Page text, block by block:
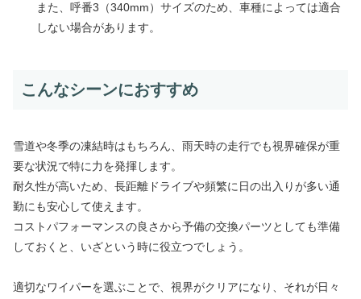
また、呼番3（340mm）サイズのため、車種によっては適合
しない場合があります。
こんなシーンにおすすめ
雪道や冬季の凍結時はもちろん、雨天時の走行でも視界確保が重
要な状況で特に力を発揮します。
耐久性が高いため、長距離ドライブや頻繁に日の出入りが多い通
勤にも安心して使えます。
コストパフォーマンスの良さから予備の交換パーツとしても準備
しておくと、いざという時に役立つでしょう。
適切なワイパーを選ぶことで、視界がクリアになり、それが日々